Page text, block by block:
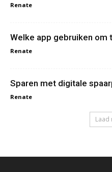
Renate
Welke app gebruiken om
Renate
Sparen met digitale
Renate
Laad